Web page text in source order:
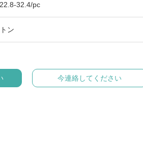
32.4/pc
ン
今連絡してください